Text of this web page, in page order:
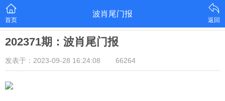
首页
波肖尾门报
返回
202371期：波肖尾门报
发表于：2023-09-28 16:24:08 66264